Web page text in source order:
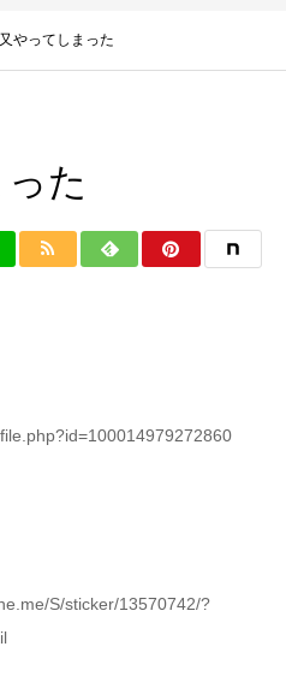
又やってしまった
た
S/sticker/13570742/?